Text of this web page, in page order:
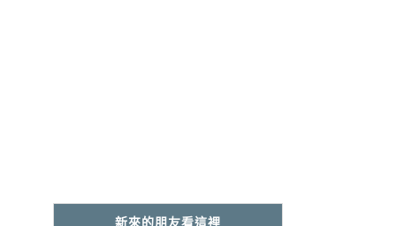
新來的朋友看這裡